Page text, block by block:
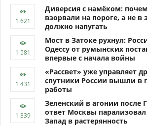
Диверсия с намёком:
взорвали на пороге, а не в
должно напугать
Мост в Затоке рухнул:
Одессу от румынских
впервые с начала войны
«Рассвет» уже управляет
спутники России вышли в
работы
Зеленский в агонии после
ответ Москвы
Запад в растерянность